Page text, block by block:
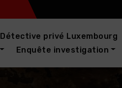
Détective privé Luxembourg
Enquête investigation